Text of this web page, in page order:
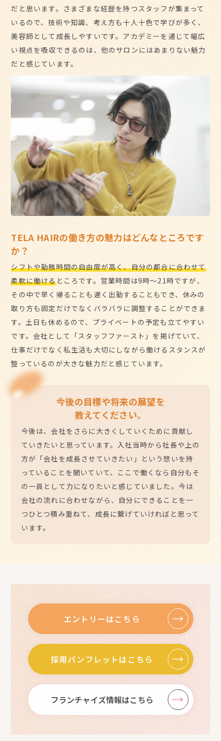
だと思います。さまざまな経歴を持つスタッフが集まって
いるので、技術や知識、考え方も十人十色で学びが多く、
美容師として成長しやすいです。アカデミーを通じて幅広
い視点を吸収できるのは、他のサロンにはあまりない魅力
だと感じています。
TELA HAIRの働き方の魅力はどんなところです
か？
シフトや勤務時間の自由度が高く、自分の都合に合わせて
柔軟に働けるところです。営業時間は9時〜21時ですが、
その中で早く帰ることも遅く出勤することもでき、休みの
取り方も固定だけでなくバラバラに調整することができま
す。土日も休めるので、プライベートの予定も立てやすい
です。会社として「スタッフファースト」を掲げていて、
仕事だけでなく私生活も大切にしながら働けるスタンスが
整っているのが大きな魅力だと感じています。
今後の目標や将来の展望を
教えてください。
今後は、会社をさらに大きくしていくために貢献し
ていきたいと思っています。入社当時から社長や上の
方が「会社を成長させていきたい」という想いを持
っていることを聞いていて、ここで働くなら自分もそ
の一員として力になりたいと感じていました。今は
会社の流れに合わせながら、自分にできることを一
つひとつ積み重ねて、成長に繋げていければと思って
います。
エントリーはこちら
採用パンフレットはこちら
フランチャイズ情報はこちら